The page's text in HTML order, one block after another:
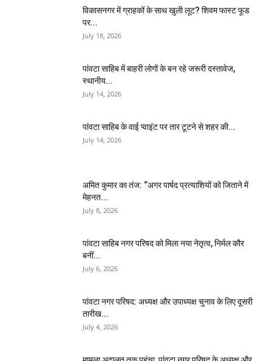
विकासनगर में ग्राहकों के साथ खुली लूट? शिवम फास्ट फूड
पर...
July 18, 2026
पांवटा साहिब में बाहरी लोगों के बन रहे जरूरी दस्तावेज,
स्थानीय...
July 14, 2026
पांवटा साहिब के वाई प्वाइंट पर तार टूटने से शहर की...
July 14, 2026
अमित कुमार का तंज: “अगर पार्षद प्रत्याशियों को जिताने में
मेहनत...
July 8, 2026
पांवटा साहिब नगर परिषद को मिला नया नेतृत्व, निर्मल कौर
बनीं...
July 6, 2026
पांवटा नगर परिषद: अध्यक्ष और उपाध्यक्ष चुनाव के लिए दूसरी
तारीख...
July 4, 2026